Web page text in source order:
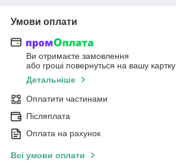
Умови оплати
Ви отримаєте замовлення
або гроші повернуться на вашу картку
Детальніше
Оплатити частинами
Післяплата
Оплата на рахунок
Всі умови оплати